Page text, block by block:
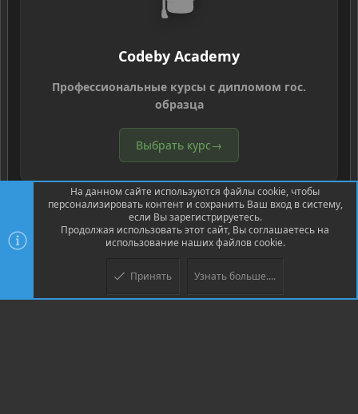
Codeby Academy
Профессиональные курсы с дипломом гос.
образца
Выбрать курс→
Community platform by XenForo ® © 2010-2026 XenForo Ltd.
© Jason Axelrod of 8WAYRUN
На данном сайте используются файлы cookie, чтобы
персонализировать контент и сохранить Ваш вход в систему,
если Вы зарегистрируетесь.
Продолжая использовать этот сайт, Вы соглашаетесь на
использование наших файлов cookie.
Принять Узнать больше....